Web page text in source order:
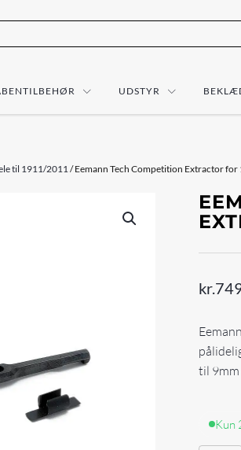
UDSTYR
til 1911/2011/ Eemann Tech Competition Extractor
kr.
til 9mm
Kun